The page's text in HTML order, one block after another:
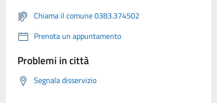
Chiama il comune 0383.374502
Prenota un appuntamento
Problemi in città
Segnala disservizio